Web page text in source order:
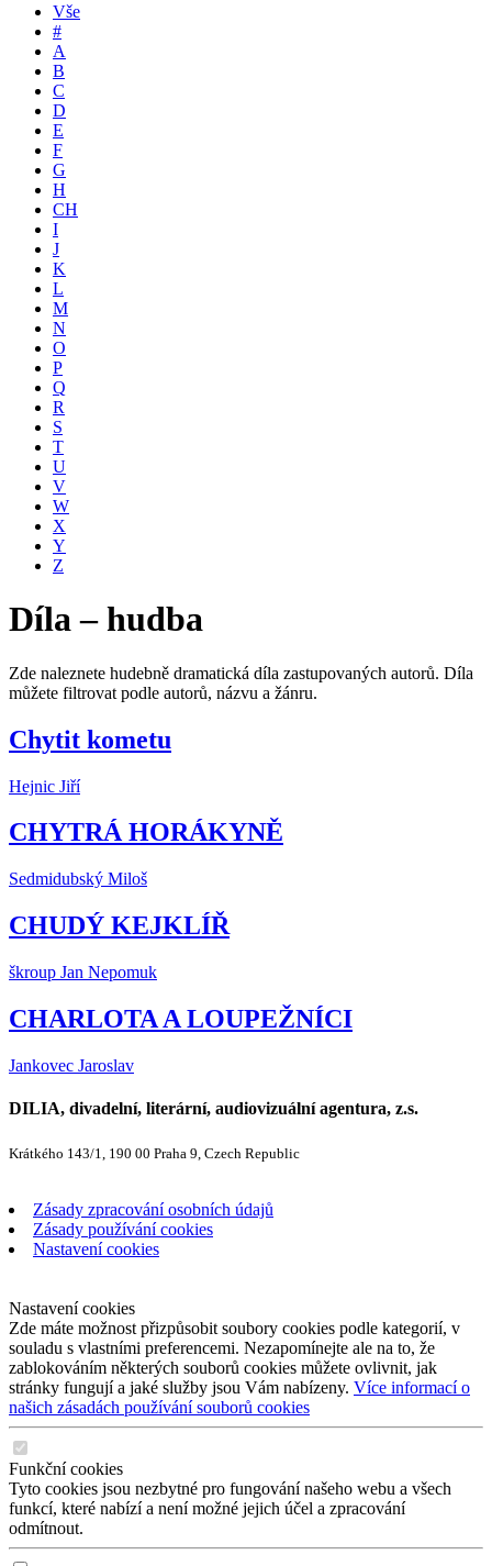
Vše
#
A
B
C
D
E
F
G
H
CH
I
J
K
L
M
N
O
P
Q
R
S
T
U
V
W
X
Y
Z
Díla – hudba
Zde naleznete hudebně dramatická díla zastupovaných autorů. Díla
můžete filtrovat podle autorů, názvu a žánru.
Chytit kometu
Hejnic Jiří
CHYTRÁ HORÁKYNĚ
Sedmidubský Miloš
CHUDÝ KEJKLÍŘ
škroup Jan Nepomuk
CHARLOTA A LOUPEŽNÍCI
Jankovec Jaroslav
DILIA, divadelní, literární, audiovizuální agentura, z.s.
Krátkého 143/1, 190 00 Praha 9, Czech Republic
Zásady zpracování osobních údajů
Zásady používání cookies
Nastavení cookies
Nastavení cookies
Zde máte možnost přizpůsobit soubory cookies podle kategorií, v
souladu s vlastními preferencemi. Nezapomínejte ale na to, že
zablokováním některých souborů cookies můžete ovlivnit, jak
stránky fungují a jaké služby jsou Vám nabízeny. Více informací o
našich zásadách používání souborů cookies
Funkční cookies
Tyto cookies jsou nezbytné pro fungování našeho webu a všech
funkcí, které nabízí a není možné jejich účel a zpracování
odmítnout.